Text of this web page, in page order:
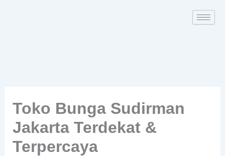
Toko Bunga Sudirman
Jakarta Terdekat &
Terpercaya